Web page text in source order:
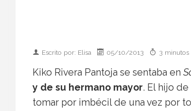
Escrito por: Elisa 05/10/2013 3 minutos
Kiko Rivera Pantoja se sentaba en
y de su hermano mayor. El hijo
tomar por imbécil de una vez por